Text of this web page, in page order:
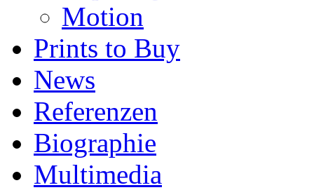
Motion
Prints to Buy
News
Referenzen
Biographie
Multimedia